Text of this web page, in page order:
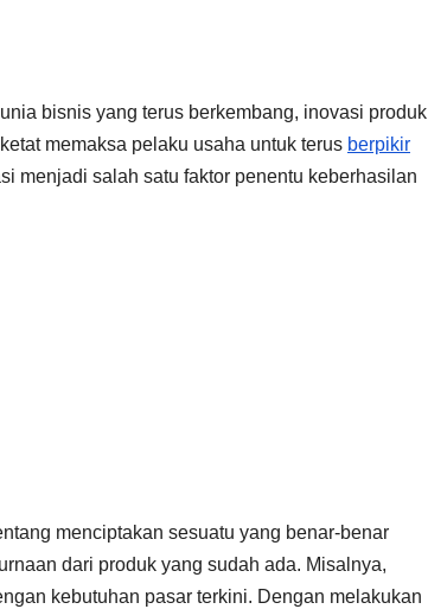
bisnis yang terus berkembang, inovasi produk
memaksa pelaku usaha untuk terus berpikir
menjadi salah satu faktor penentu keberhasilan
menciptakan sesuatu yang benar-benar
dari produk yang sudah ada. Misalnya,
kebutuhan pasar terkini. Dengan melakukan